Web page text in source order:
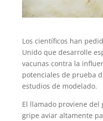
Los científicos han
Unido que desarrolle
vacunas contra la
potenciales de prueba
estudios de modelado.
El llamado proviene
gripe aviar altamente